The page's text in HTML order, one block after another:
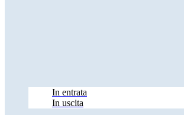
In entrata
In uscita